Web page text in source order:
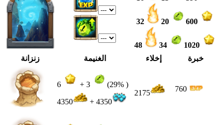
32 20 600
48 34
1020
زنزانة
الغنيمة إخلاء خبرة
6 + 3 (29% )
4350 + 4350
2175 760